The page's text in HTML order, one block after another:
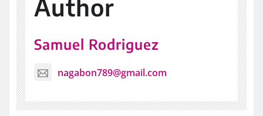
Author
Samuel Rodriguez
nagabon789@gmail.com